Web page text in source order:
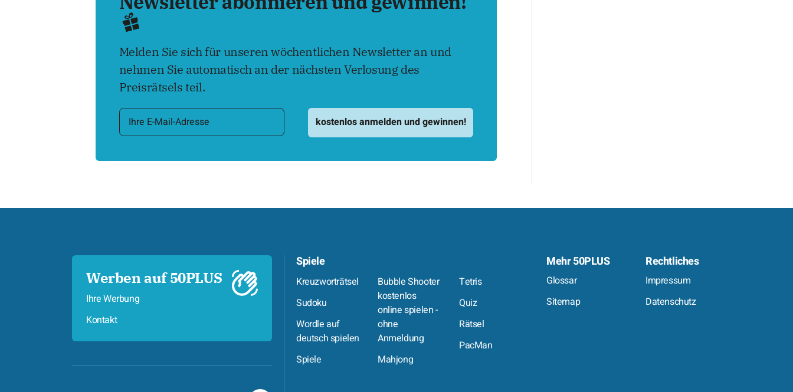
Melden Sie sich für unseren wöchentlichen Newsletter an und
nehmen Sie automatisch an der nächsten Verlosung des
Preisrätsels teil.
Werben auf 50PLUS
Ihre Werbung
Kontakt
Spiele
Kreuzworträtsel
Sudoku
Wordle auf
deutsch spielen
Spiele
Bubble Shooter
kostenlos
online spielen -
ohne
Anmeldung
Mahjong
Tetris
Quiz
Rätsel
PacMan
Mehr 50PLUS
Glossar
Sitemap
Rechtliches
Impressum
Datenschutz